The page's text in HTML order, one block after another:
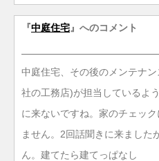
『中庭住宅 』へのコメント
中庭住宅、その後のメンテナ
社の工務店)が担当しているよ
に来ないですね。家のチェッ
ません。2回話聞きに来ました
ん。建てたら建てっぱなし